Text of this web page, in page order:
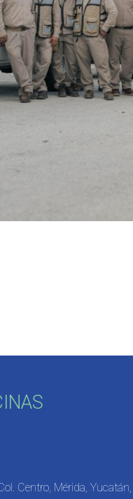
Centro, Mérida, Yucatán,